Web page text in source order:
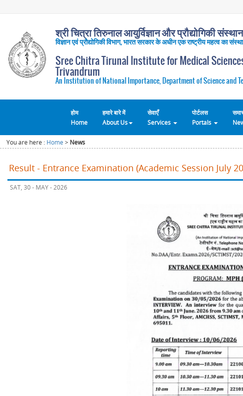
श्री चित्रा तिरुनाल आयुर्विज्ञान और प्रौद्योगिकी
विज्ञान एवं प्रौद्योगिकी विभाग, भारत सरकार के अधीन एक राष्ट्रीय महत्व का
Sree Chitra Tirunal Institute for Medical
Trivandrum
An Institution of National Importance, Department of Science and
होम
Home
हमारे बारे में
About Us
सेवाएँ
Services
पोर्टलस
Portals
You are here : Home > News
Result - Entrance Examination (Academic Session July
SAT, 30 - MAY - 2026